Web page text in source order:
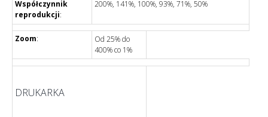
Współczynnik
reprodukcji:
200%, 141%, 100%, 93%, 71%, 50%
Zoom:
Od 25% do
400% co 1%
DRUKARKA